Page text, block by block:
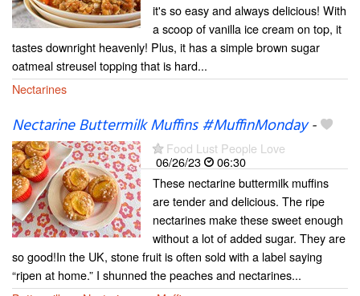
it's so easy and always delicious! With
a scoop of vanilla ice cream on top, it
tastes downright heavenly! Plus, it has a simple brown sugar
oatmeal streusel topping that is hard...
Nectarines
Nectarine Buttermilk Muffins #MuffinMonday-
Food Lust People Love
06/26/23
06:30
These nectarine buttermilk muffins
are tender and delicious. The ripe
nectarines make these sweet enough
without a lot of added sugar. They are
so good!In the UK, stone fruit is often sold with a label saying
“ripen at home.” I shunned the peaches and nectarines...